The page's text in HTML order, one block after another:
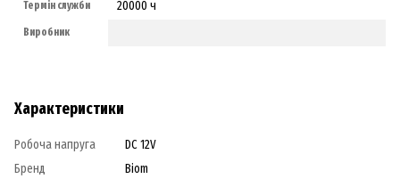
Термін служби 20000 ч
Виробник
Характеристики
Робоча напруга
DC 12V
Бренд
Biom